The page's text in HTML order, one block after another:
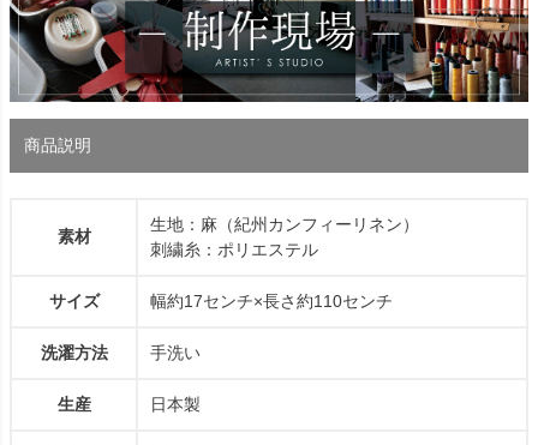
商品説明
素材
生地：麻（紀州カンフィーリネン）
刺繍糸：ポリエステル
サイズ 幅約17センチ×長さ約110センチ
洗濯方法 手洗い
生産 日本製